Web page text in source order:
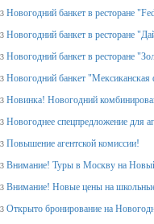
Новогодний банкет в ресторане
Новогодний банкет в ресторане
Новогодний банкет в ресторане
Новогодний банкет
Новинка! Новогодний
Новогоднее спецпредложение для
Повышение агентской комиссии!
Внимание! Туры в Москву на
Внимание! Новые цены на
Открыто бронирование на